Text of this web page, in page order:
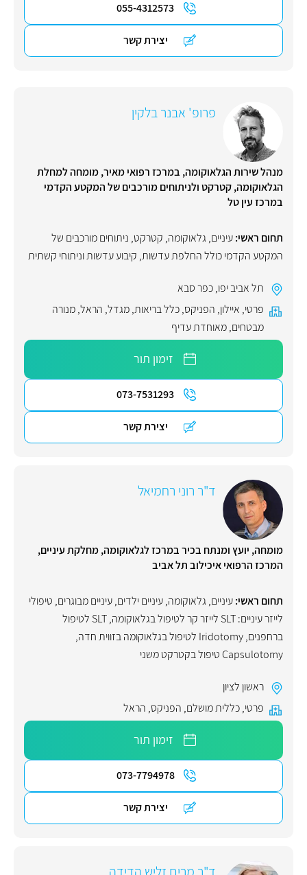
055-4312573
יצירת קשר
פרופ' אבנר בלקין
מנהל שירות הגלאוקומה, במרכז רפואי מאיר, מומחה למחלת
הגלאוקומה, קטרקט ולניתוחים מורכבים של המקטע הקדמי
במרכז עין טל
תחום ראשי:עיניים, גלאוקומה, קטרקט, ניתוחים מורכבים של
המקטע הקדמי כולל החלפת עדשות, קיבוע עדשות וניתוחי קשתית
תל אביב יפו,כפר סבא
פרטי, איילון, הפניקס,כלל בריאות,מגדל, הראל,מנורה
מבטחים,מאוחדת עדיף
זימון תור
073-7531293
יצירת קשר
ד"ר רוני רחמיאל
מומחה, יועץ ומנתח בכיר במרכז לגלאוקומה, מחלקת עיניים,
המרכז הרפואי איכילוב תל אביב
תחום ראשי:עיניים, גלאוקומה,עיניים ילדים,עיניים מבוגרים, טיפולי
לייזר עיניים: SLT לייזר קר לטיפול בגלאוקומה, SLT לטיפול
ברחפנים, Iridotomy לטיפול בגלאוקומה בזווית חדה,
Capsulotomy טיפול בקטרקט משני
ראשון לציון
פרטי,כללית מושלם, הפניקס, הראל
זימון תור
073-7794978
יצירת קשר
ד"ר מרים זליש הדידה